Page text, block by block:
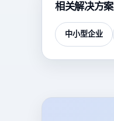
相关解决方案
中小型企业